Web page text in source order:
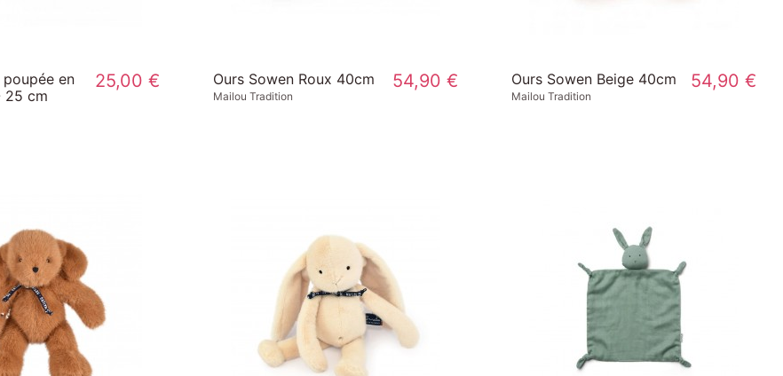
en
25 cm
25,00 € Ours Sowen Roux 40cm
Mailou Tradition
54,90 € Ours Sowen Beige 40cm
Mailou Tradition
54,90 €